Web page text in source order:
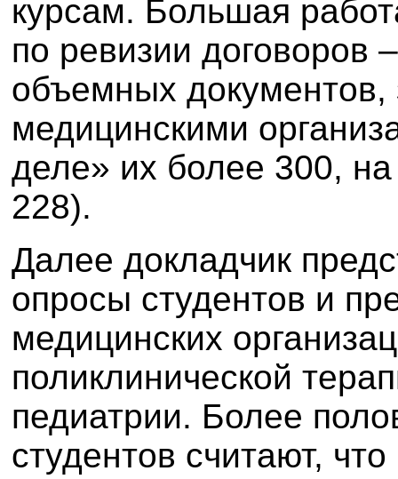
курсам. Большая
по ревизии договоров
объемных документов,
медицинскими
деле» их более 300,
228).
Далее докладчик
опросы студентов и
медицинских
поликлинической
педиатрии. Более
студентов считают,